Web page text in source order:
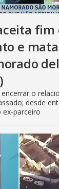
fim
e
o
desde
ex-parceiro